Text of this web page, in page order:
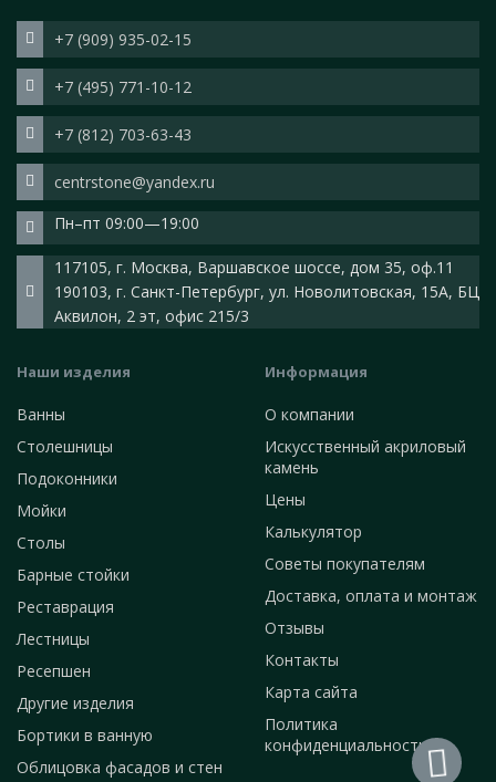
+7 (909) 935-02-15
+7 (495) 771-10-12
+7 (812) 703-63-43
centrstone@yandex.ru
Пн–пт 09:00—19:00
117105, г. Москва, Варшавское шоссе, дом 35, оф.11
190103, г. Санкт-Петербург, ул. Новолитовская, 15А, БЦ
Аквилон, 2 эт, офис 215/3
Наши изделия
Ванны
Столешницы
Подоконники
Мойки
Столы
Барные стойки
Реставрация
Лестницы
Ресепшен
Другие изделия
Бортики в ванную
Облицовка фасадов и стен
Информация
О компании
Искусственный акриловый
камень
Цены
Калькулятор
Советы покупателям
Доставка, оплата и монтаж
Отзывы
Контакты
Карта сайта
Политика
конфиденциальности